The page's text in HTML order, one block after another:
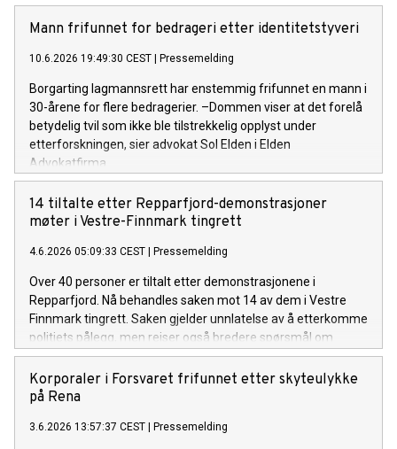
søke bistand raskt dersom man får problemer.
Mann frifunnet for bedrageri etter identitetstyveri
10.6.2026 19:49:30 CEST Pressemelding
Borgarting lagmannsrett har enstemmig frifunnet en mann i
30-årene for flere bedragerier. –Dommen viser at det forelå
betydelig tvil som ikke ble tilstrekkelig opplyst under
etterforskningen, sier advokat Sol Elden i Elden
Advokatfirma.
14 tiltalte etter Repparfjord-demonstrasjoner
møter i Vestre-Finnmark tingrett
4.6.2026 05:09:33 CEST Pressemelding
Over 40 personer er tiltalt etter demonstrasjonene i
Repparfjord. Nå behandles saken mot 14 av dem i Vestre
Finnmark tingrett. Saken gjelder unnlatelse av å etterkomme
politiets pålegg, men reiser også bredere spørsmål om
rettsvern for urfolk og natur, sier advokat Olaf Halvorsen
Rønning i Elden Advokatfirma.
Korporaler i Forsvaret frifunnet etter skyteulykke
på Rena
3.6.2026 13:57:37 CEST Pressemelding